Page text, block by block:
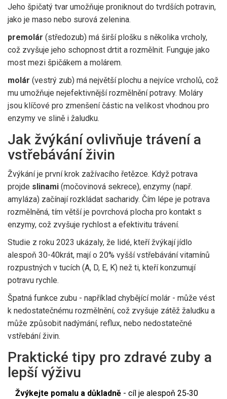
Jeho špičatý tvar umožňuje proniknout do tvrdších potravin,
jako je maso nebo surová zelenina.
premolár (středozub) má širší plošku s několika vrcholy,
což zvyšuje jeho schopnost drtit a rozmělnit. Funguje jako
most mezi špičákem a molárem.
molár (vestrý zub) má největší plochu a nejvíce vrcholů, což
mu umožňuje nejefektivnější rozmělnění potravy. Moláry
jsou klíčové pro zmenšení částic na velikost vhodnou pro
enzymy ve slině i žaludku.
Jak žvýkání ovlivňuje trávení a
vstřebávání živin
Žvýkání je první krok zažívacího řetězce. Když potrava
projde slinami (močovinová sekrece), enzymy (např.
amyláza) začínají rozkládat sacharidy. Čím lépe je potrava
rozmělněná, tím větší je povrchová plocha pro kontakt s
enzymy, což zvyšuje rychlost a efektivitu trávení.
Studie z roku 2023 ukázaly, že lidé, kteří žvýkají jídlo
alespoň 30-40krát, mají o 20% vyšší vstřebávání vitamínů
rozpustných v tucích (A, D, E, K) než ti, kteří konzumují
potravu rychle.
Špatná funkce zubu - například chybějící molár - může vést
k nedostatečnému rozmělnění, což zvyšuje zátěž žaludku a
může způsobit nadýmání, reflux, nebo nedostatečné
vstřebání živin.
Praktické tipy pro zdravé zuby a
lepší výživu
Žvýkejte pomalu a důkladně - cíl je alespoň 25‑30